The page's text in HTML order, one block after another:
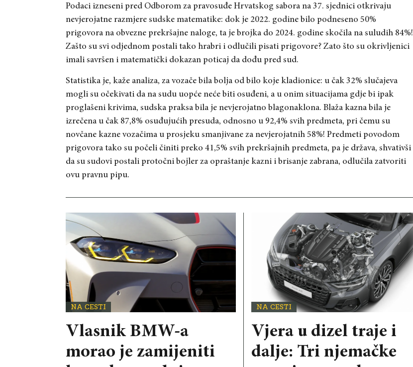
Podaci izneseni pred Odborom za pravosuđe Hrvatskog sabora na 37. sjednici otkrivaju
nevjerojatne razmjere sudske matematike: dok je 2022. godine bilo podneseno 50%
prigovora na obvezne prekršajne naloge, ta je brojka do 2024. godine skočila na suludih 84%!
Zašto su svi odjednom postali tako hrabri i odlučili pisati prigovore? Zato što su okrivljenici
imali savršen i matematički dokazan poticaj da dođu pred sud.
Statistika je, kaže analiza, za vozače bila bolja od bilo koje kladionice: u čak 32% slučajeva
mogli su očekivati da na sudu uopće neće biti osuđeni, a u onim situacijama gdje bi ipak
proglašeni krivima, sudska praksa bila je nevjerojatno blagonaklona. Blaža kazna bila je
izrečena u čak 87,8% osuđujućih presuda, odnosno u 92,4% svih predmeta, pri čemu su
novčane kazne vozačima u prosjeku smanjivane za nevjerojatnih 58%! Predmeti povodom
prigovora tako su počeli činiti preko 41,5% svih prekršajnih predmeta, pa je država, shvativši
da su sudovi postali protočni bojler za opraštanje kazni i brisanje zabrana, odlučila zatvoriti
ovu pravnu pipu.
NA CESTI
Vlasnik BMW-a
morao je zamijeniti
NA CESTI
Vjera u dizel traje i
dalje: Tri njemačke